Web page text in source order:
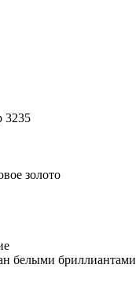
3235
золото
белыми бриллиантами